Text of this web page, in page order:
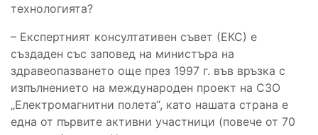
технологията?
– Експертният консултативен съвет (ЕКС) е
създаден със заповед на министъра на
здравеопазването още през 1997 г. във връзка с
изпълнението на международен проект на СЗО
„Електромагнитни полета“, като нашата страна е
една от първите активни участници (повече от 70